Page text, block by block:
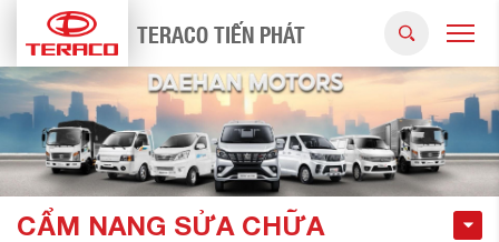
TERACO TIẾN PHÁT
CẨM NANG SỬA CHỮA